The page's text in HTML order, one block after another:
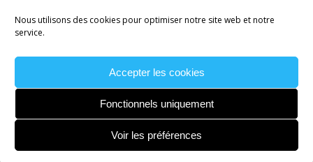
Nous utilisons des cookies pour optimiser notre site web et notre
service.
Accepter les cookies
Fonctionnels uniquement
Voir les préférences
NOUS CONTACTER
LÉGALES
POLITIQUE DE COOKIES
CONDITIONS
GÉNÉRALES